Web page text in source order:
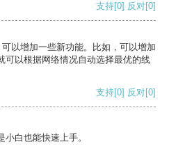
支持[0] 反对[0]
以增加一些新功能。比如，可以增加
可以根据网络情况自动选择最优的线
支持[0] 反对[0]
白也能快速上手。